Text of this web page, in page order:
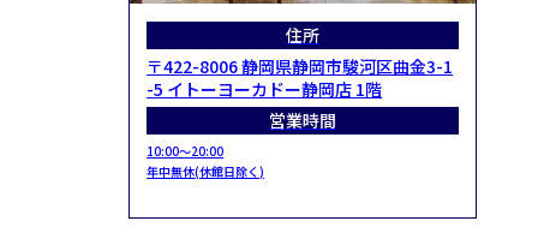
住所
〒422-8006 静岡県静岡市駿河区曲金3-1
-5 イトーヨーカドー静岡店 1階
営業時間
10:00～20:00
年中無休(休館日除く)